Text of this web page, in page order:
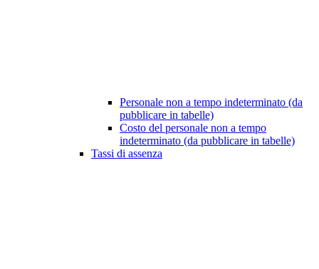
Personale non a tempo indeterminato (da
pubblicare in tabelle)
Costo del personale non a tempo
indeterminato (da pubblicare in tabelle)
Tassi di assenza